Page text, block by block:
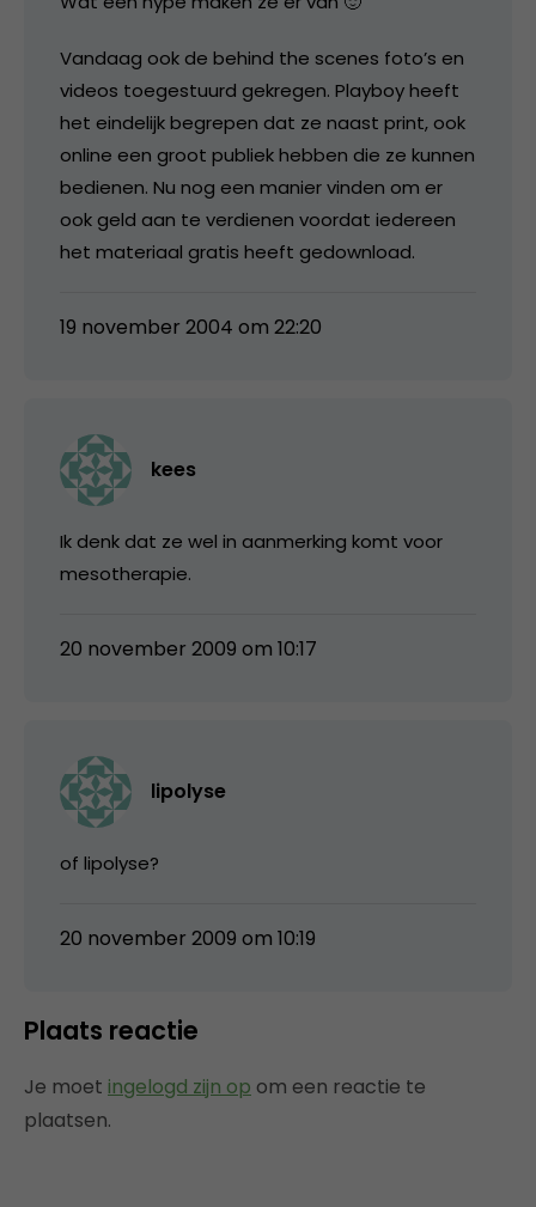
Vandaag ook de behind the scenes foto’s en
videos toegestuurd gekregen. Playboy heeft
het eindelijk begrepen dat ze naast print, ook
online een groot publiek hebben die ze kunnen
bedienen. Nu nog een manier vinden om er
ook geld aan te verdienen voordat iedereen
het materiaal gratis heeft gedownload.
19 november 2004 om 22:20
kees
Ik denk dat ze wel in aanmerking komt voor
mesotherapie.
20 november 2009 om 10:17
lipolyse
of lipolyse?
20 november 2009 om 10:19
Plaats reactie
Je moet ingelogd zijn op om een reactie te
plaatsen.